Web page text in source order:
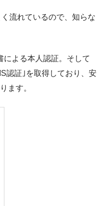
流れているので、知らな
よる本人認証。そして
認証｣を取得しており、安
ます。